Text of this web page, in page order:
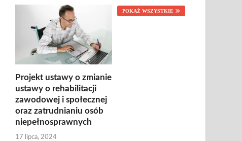
POKAŻ WSZYSTKIE
Projekt ustawy o zmianie
ustawy o rehabilitacji
zawodowej i społecznej
oraz zatrudnianiu osób
niepełnosprawnych
17 lipca, 2024